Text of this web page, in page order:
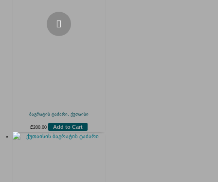
ბაგრატის ტაძარი, ქუთაისი
₾200.00 Add to Cart